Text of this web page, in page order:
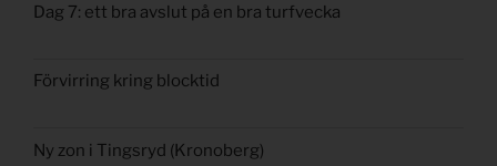
Dag 7: ett bra avslut på en bra turfvecka
Förvirring kring blocktid
Ny zon i Tingsryd (Kronoberg)